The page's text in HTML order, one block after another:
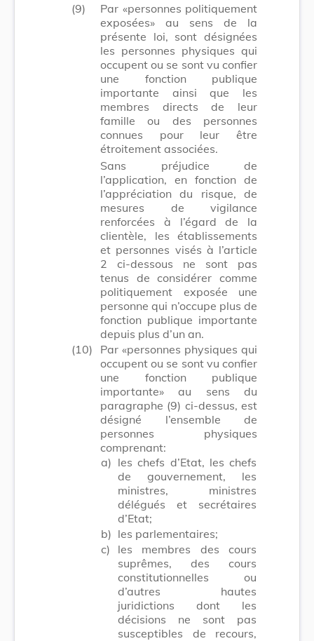
(9)
Par «personnes politiquement
exposées» au sens de la
présente loi, sont désignées
les personnes physiques qui
occupent ou se sont vu confier
une fonction publique
importante ainsi que les
membres directs de leur
famille ou des personnes
connues pour leur être
étroitement associées.
Sans préjudice de
l’application, en fonction de
l’appréciation du risque, de
mesures de vigilance
renforcées à l’égard de la
clientèle, les établissements
et personnes visés à l’article
2 ci-dessous ne sont pas
tenus de considérer comme
politiquement exposée une
personne qui n’occupe plus de
fonction publique importante
depuis plus d’un an.
(10)
Par «personnes physiques qui
occupent ou se sont vu confier
une fonction publique
importante» au sens du
paragraphe (9) ci-dessus, est
désigné l’ensemble de
personnes physiques
comprenant:
a) les chefs d’Etat, les chefs
de gouvernement, les
ministres, ministres
délégués et secrétaires
d’Etat;
b) les parlementaires;
c)
les membres des cours
suprêmes, des cours
constitutionnelles ou
d’autres hautes
juridictions dont les
décisions ne sont pas
susceptibles de recours,